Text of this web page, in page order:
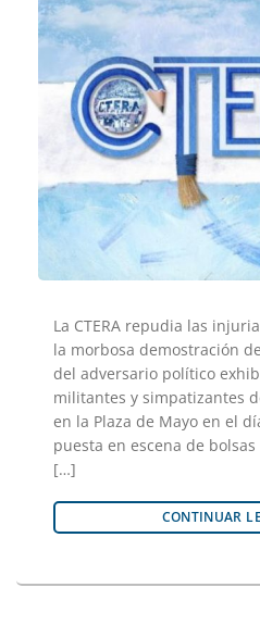
La CTERA repudia las
la morbosa demostración
del adversario político
militantes y simpatizantes
en la Plaza de Mayo en el
puesta en escena de
[…]
CONTINUAR